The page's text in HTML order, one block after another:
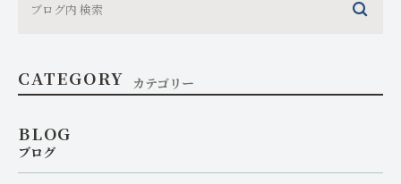
CATEGORY カテゴリー
BLOG
ブログ